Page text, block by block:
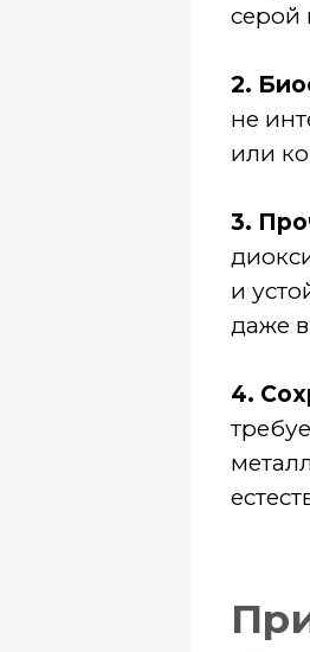
диоксид
даже в
4.
-